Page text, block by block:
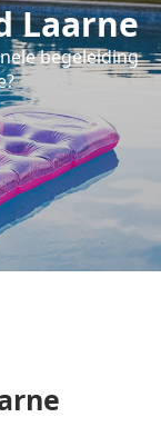
Laarne
begeleiding